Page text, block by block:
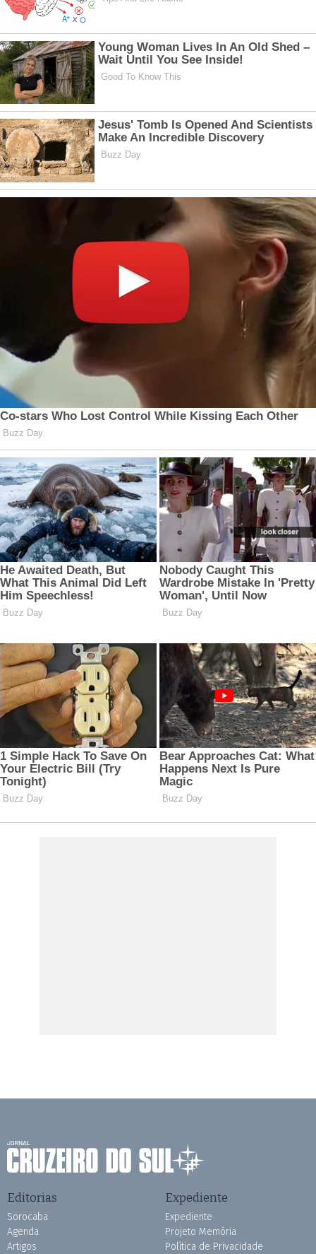
Editorias
Sorocaba
Agenda
Artigos
Expediente
Expediente
Projeto Memória
Política de Privacidade